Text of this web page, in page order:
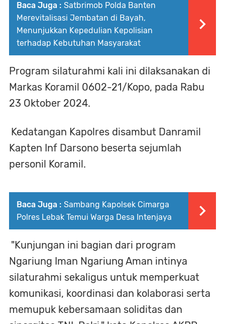
Baca Juga : Satbrimob Polda Banten
Merevitalisasi Jembatan di Bayah,
Menunjukkan Kepedulian Kepolisian
terhadap Kebutuhan Masyarakat
Program silaturahmi kali ini dilaksanakan di
Markas Koramil 0602-21/Kopo, pada Rabu
23 Oktober 2024.
Kedatangan Kapolres disambut Danramil
Kapten Inf Darsono beserta sejumlah
personil Koramil.
Baca Juga : Sambang Kapolsek Cimarga
Polres Lebak Temui Warga Desa Intenjaya
"Kunjungan ini bagian dari program
Ngariung Iman Ngariung Aman intinya
silaturahmi sekaligus untuk memperkuat
komunikasi, koordinasi dan kolaborasi serta
memupuk kebersamaan soliditas dan